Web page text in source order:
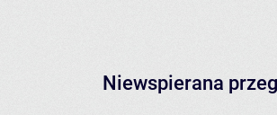
Niewspierana